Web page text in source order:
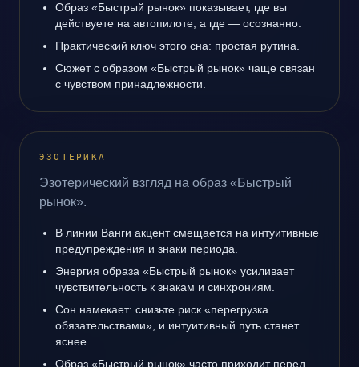
Образ «Быстрый рынок» показывает, где вы
действуете на автопилоте, а где — осознанно.
Практический ключ этого сна: простая рутина.
Сюжет с образом «Быстрый рынок» чаще связан
с чувством принадлежности.
ЭЗОТЕРИКА
Эзотерический взгляд на образ «Быстрый
рынок».
В линии Ванги акцент смещается на интуитивные
предупреждения и знаки периода.
Энергия образа «Быстрый рынок» усиливает
чувствительность к знакам и синхрониям.
Сон намекает: снизьте риск «перегрузка
обязательствами», и интуитивный путь станет
яснее.
Образ «Быстрый рынок» часто приходит перед